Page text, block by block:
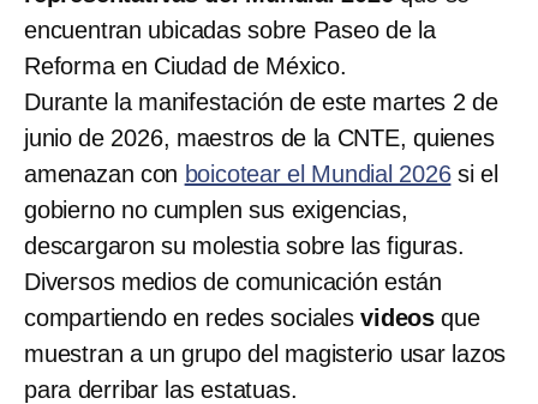
encuentran ubicadas sobre Paseo de la
Reforma en Ciudad de México.
Durante la manifestación de este martes 2 de
junio de 2026, maestros de la CNTE, quienes
amenazan con boicotear el Mundial 2026si el
gobierno no cumplen sus exigencias,
descargaron su molestia sobre las figuras.
Diversos medios de comunicación están
compartiendo en redes socialesvideos que
muestran a un grupo del magisterio usar lazos
para derribar las estatuas.